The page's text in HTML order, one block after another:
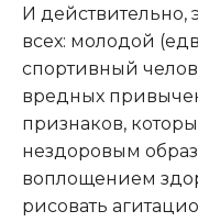
И действительно,
всех: молодой
спортивный
вредных
признаков,
нездоровым
воплощением
рисовать